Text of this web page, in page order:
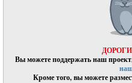
Вы можете поддержать наш
Кроме того, вы можете